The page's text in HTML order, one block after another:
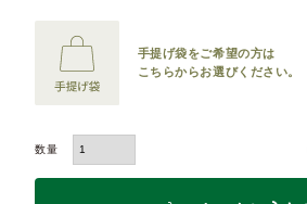
手提げ袋をご希望の方は
こちらからお選びください。